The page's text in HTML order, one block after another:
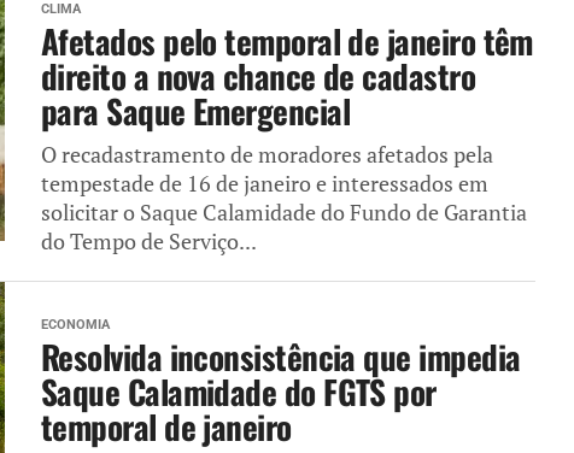
CLIMA
Afetados pelo temporal de janeiro têm
direito a nova chance de cadastro
para Saque Emergencial
O recadastramento de moradores afetados pela
tempestade de 16 de janeiro e interessados em
solicitar o Saque Calamidade do Fundo de Garantia
do Tempo de Serviço...
ECONOMIA
Resolvida inconsistência que impedia
Saque Calamidade do FGTS por
temporal de janeiro